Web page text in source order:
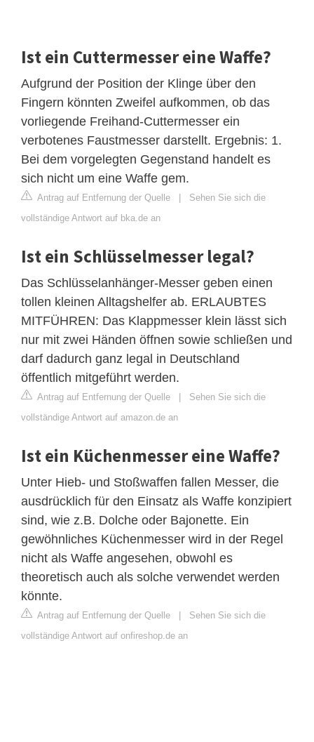
Ist ein Cuttermesser eine Waffe?
Aufgrund der Position der Klinge über den
Fingern könnten Zweifel aufkommen, ob das
vorliegende Freihand-Cuttermesser ein
verbotenes Faustmesser darstellt. Ergebnis: 1.
Bei dem vorgelegten Gegenstand handelt es
sich nicht um eine Waffe gem.
Antrag auf Entfernung der Quelle | Sehen Sie sich die
vollständige Antwort auf bka.de an
Ist ein Schlüsselmesser legal?
Das Schlüsselanhänger-Messer geben einen
tollen kleinen Alltagshelfer ab. ERLAUBTES
MITFÜHREN: Das Klappmesser klein lässt sich
nur mit zwei Händen öffnen sowie schließen und
darf dadurch ganz legal in Deutschland
öffentlich mitgeführt werden.
Antrag auf Entfernung der Quelle | Sehen Sie sich die
vollständige Antwort auf amazon.de an
Ist ein Küchenmesser eine Waffe?
Unter Hieb- und Stoßwaffen fallen Messer, die
ausdrücklich für den Einsatz als Waffe konzipiert
sind, wie z.B. Dolche oder Bajonette. Ein
gewöhnliches Küchenmesser wird in der Regel
nicht als Waffe angesehen, obwohl es
theoretisch auch als solche verwendet werden
könnte.
Antrag auf Entfernung der Quelle | Sehen Sie sich die
vollständige Antwort auf onfireshop.de an